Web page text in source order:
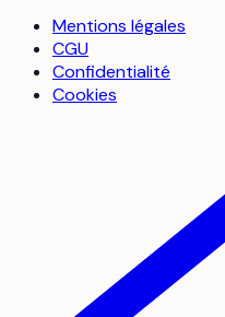
Mentions légales
CGU
Confidentialité
Cookies